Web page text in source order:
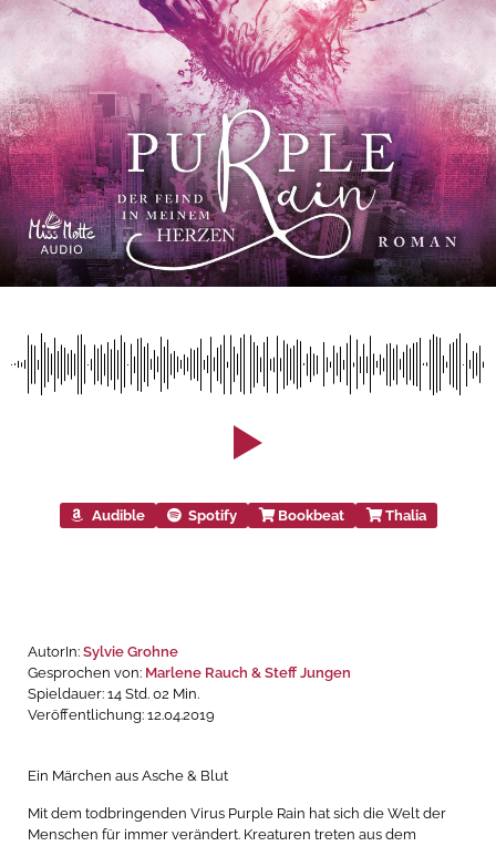
Audible Spotify Bookbeat Thalia
AutorIn: Sylvie Grohne
Gesprochen von: Marlene Rauch & Steff Jungen
Spieldauer: 14 Std. 02 Min.
Veröffentlichung: 12.04.2019
Ein Märchen aus Asche & Blut
Mit dem todbringenden Virus Purple Rain hat sich die Welt der
Menschen für immer verändert. Kreaturen treten aus dem